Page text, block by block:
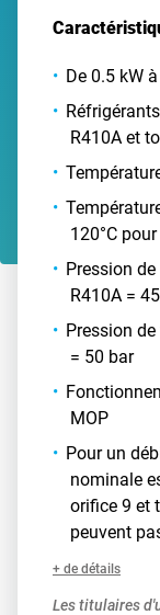
De 0.5 kW
R410A et
120°C
Pression
R410A =
Pression
= 50 bar
MOP
Pour un
nominale
orifice 9 et
peuvent
+ de détails
Les titulaires